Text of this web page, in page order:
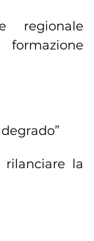
regionale
la